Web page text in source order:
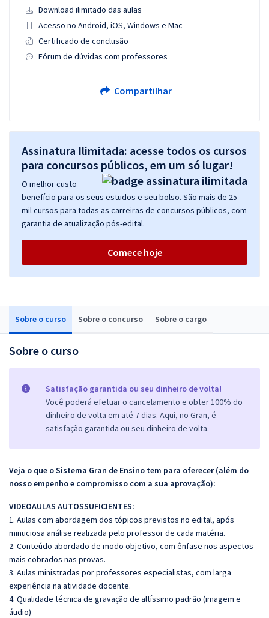
Sobre o curso Sobre o concurso Sobre o cargo
Sobre o curso
Satisfação garantida ou seu dinheiro de volta!
Você poderá efetuar o cancelamento e obter 100% do
dinheiro de volta em até 7 dias. Aqui, no Gran, é
satisfação garantida ou seu dinheiro de volta.
Veja o que o Sistema Gran de Ensino tem para oferecer (além do
nosso empenho e compromisso com a sua aprovação):
VIDEOAULAS AUTOSSUFICIENTES:
1. Aulas com abordagem dos tópicos previstos no edital, após
minuciosa análise realizada pelo professor de cada matéria.
2. Conteúdo abordado de modo objetivo, com ênfase nos aspectos
mais cobrados nas provas.
3. Aulas ministradas por professores especialistas, com larga
experiência na atividade docente.
4. Qualidade técnica de gravação de altíssimo padrão (imagem e
áudio)
Download ilimitado das aulas
Acesso no Android, iOS, Windows e Mac
Certificado de conclusão
Fórum de dúvidas com professores
Compartilhar
Assinatura Ilimitada: acesse todos os cursos
para concursos públicos, em um só lugar!
O melhor custo
benefício para os seus estudos e seu bolso. São mais de 25
mil cursos para todas as carreiras de concursos públicos, com
garantia de atualização pós-edital.
Comece hoje